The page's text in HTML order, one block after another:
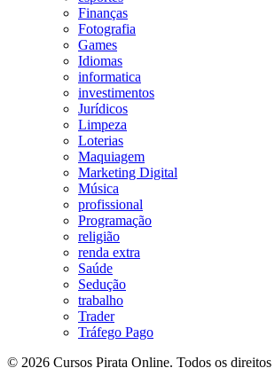
Finanças
Fotografia
Games
Idiomas
informatica
investimentos
Jurídicos
Limpeza
Loterias
Maquiagem
Marketing Digital
Música
profissional
Programação
religião
renda extra
Saúde
Sedução
trabalho
Trader
Tráfego Pago
© 2026 Cursos Pirata Online. Todos os direitos